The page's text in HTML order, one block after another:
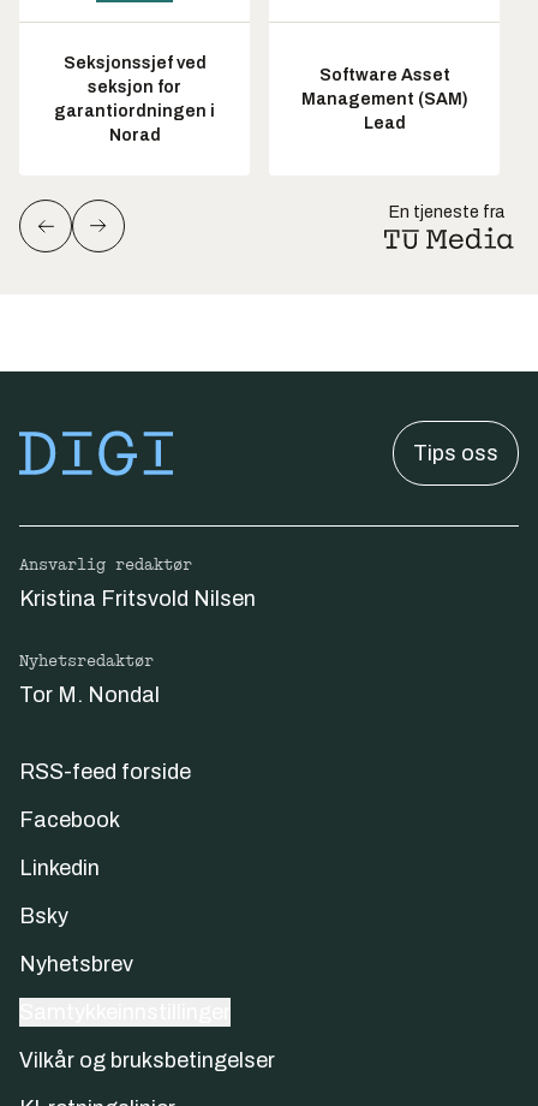
Seksjonssjef ved
seksjon for
garantiordningen i
Norad
Software Asset
Management (SAM)
Lead
En tjeneste fra
Tips oss
Ansvarlig redaktør
Kristina Fritsvold Nilsen
Nyhetsredaktør
Tor M. Nondal
RSS-feed forside
Facebook
Linkedin
Bsky
Nyhetsbrev
Vilkår og bruksbetingelser